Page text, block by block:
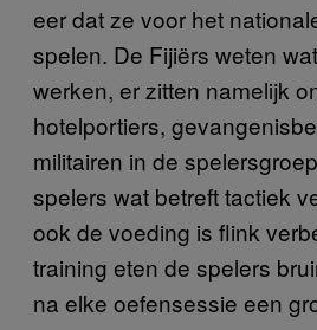
eer dat ze voor het
spelen. De Fijiërs weten
werken, er zitten namelijk
hotelportiers,
militairen in de
spelers wat betreft tactiek
ook de voeding is flink
training eten de spelers
na elke oefensessie een